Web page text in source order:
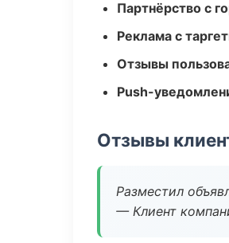
Партнёрство с
Реклама с
Отзывы
Push-
Отзывы
Разместил
— Клиент